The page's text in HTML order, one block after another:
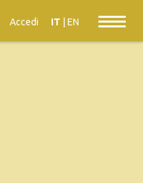
Accedi IT EN